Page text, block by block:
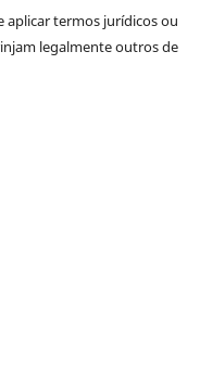
aplicar termos jurídicos ou
legalmente outros de